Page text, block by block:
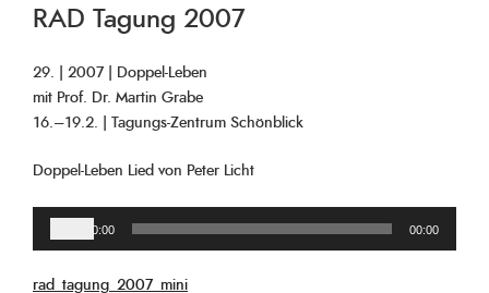
RAD Tagung 2007
29. | 2007 | Doppel-Leben
mit Prof. Dr. Martin Grabe
16.–19.2. | Tagungs-Zentrum Schönblick
Doppel-Leben Lied von Peter Licht
Audio-
Player
00:00 00:00
rad_tagung_2007_mini